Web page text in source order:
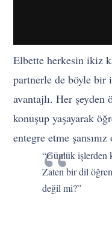
Elbette herkesin ikiz
partnerle de böyle bir
avantajlı. Her şeyden
konuşup yaşayarak
entegre etme
“Günlük işlerden
Zaten bir dil
değil mi?”